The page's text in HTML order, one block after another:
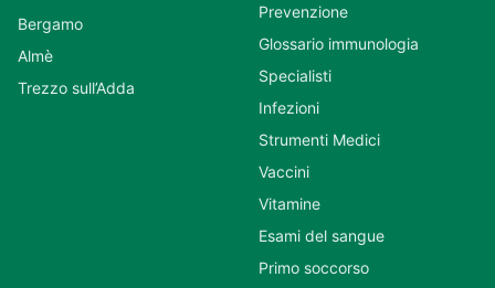
Bergamo
Almè
Trezzo sull’Adda
Prevenzione
Glossario immunologia
Specialisti
Infezioni
Strumenti Medici
Vaccini
Vitamine
Esami del sangue
Primo soccorso